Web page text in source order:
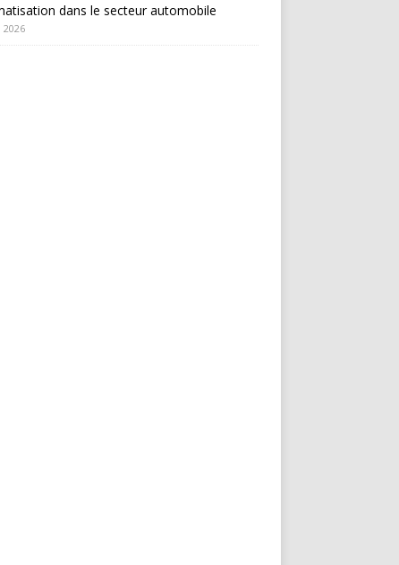
dans le secteur automobile
2026